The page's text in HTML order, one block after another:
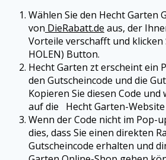
Wählen Sie den Hecht Garten
von DieRabatt.de aus, der
Vorteile verschafft und klicken
HOLEN) Button.
Hecht Garten zt erscheint ein
den Gutscheincode und die
Kopieren Sie diesen Code und
auf die Hecht Garten-
Wenn der Code nicht im Pop-
dies, dass Sie einen direkten
Gutscheincode erhalten und